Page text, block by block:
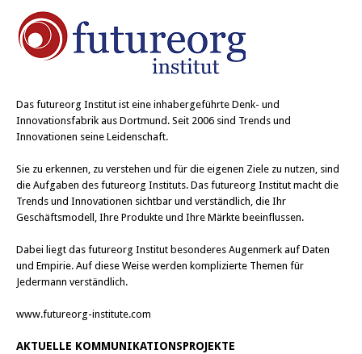
Das futureorg Institut ist eine inhabergeführte Denk- und
Innovationsfabrik aus Dortmund. Seit 2006 sind Trends und
Innovationen seine Leidenschaft.
Sie zu erkennen, zu verstehen und für die eigenen Ziele zu nutzen, sind
die Aufgaben des futureorg Instituts. Das futureorg Institut macht die
Trends und Innovationen sichtbar und verständlich, die Ihr
Geschäftsmodell, Ihre Produkte und Ihre Märkte beeinflussen.
Dabei liegt das futureorg Institut besonderes Augenmerk auf Daten
und Empirie. Auf diese Weise werden komplizierte Themen für
Jedermann verständlich.
www.futureorg-institute.com
AKTUELLE KOMMUNIKATIONSPROJEKTE